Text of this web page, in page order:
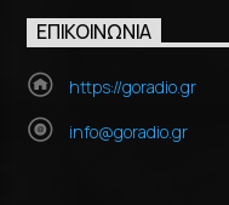
ΕΠΙΚΟΙΝΩΝΊΑ
https://goradio.gr
info@goradio.gr